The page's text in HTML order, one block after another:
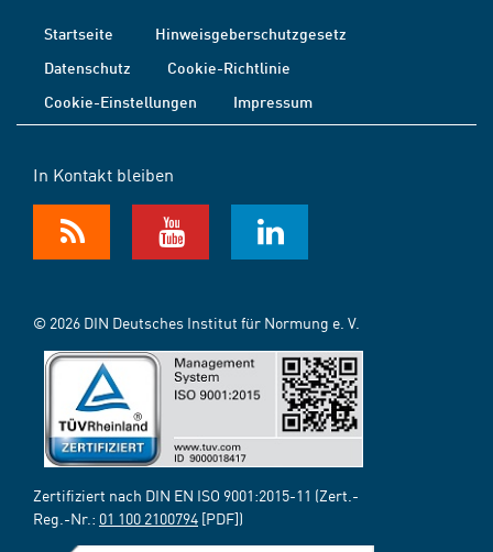
Startseite
Hinweisgeberschutzgesetz
Datenschutz
Cookie-Richtlinie
Cookie-Einstellungen
Impressum
In Kontakt bleiben
© 2026 DIN Deutsches Institut für Normung e. V.
Zertifiziert nach DIN EN ISO 9001:2015-11 (Zert.-
Reg.-Nr.: 01 100 2100794 [PDF])